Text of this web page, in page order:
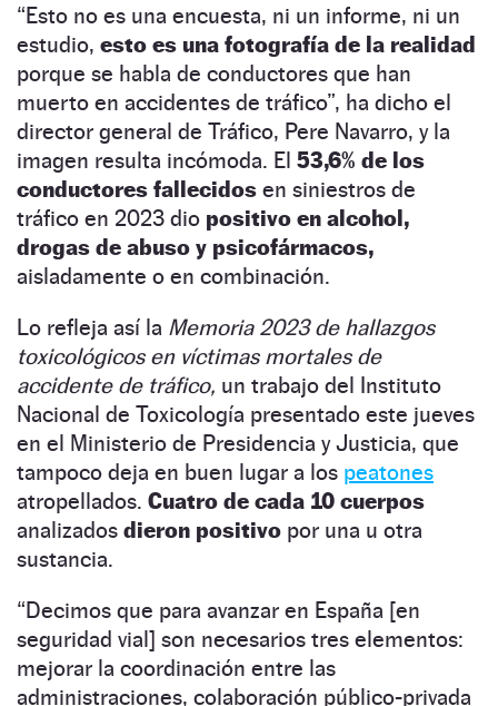
“Esto no es una encuesta, ni un informe, ni un
estudio, esto es una fotografía de la realidad
porque se habla de conductores que han
muerto en accidentes de tráfico”, ha dicho el
director general de Tráfico, Pere Navarro, y la
imagen resulta incómoda. El 53,6% de los
conductores fallecidos en siniestros de
tráfico en 2023 dio positivo en alcohol,
drogas de abuso y psicofármacos,
aisladamente o en combinación.
Lo refleja así la Memoria 2023 de hallazgos
toxicológicos en víctimas mortales de
accidente de tráfico, un trabajo del Instituto
Nacional de Toxicología presentado este jueves
en el Ministerio de Presidencia y Justicia, que
tampoco deja en buen lugar a los peatones
atropellados. Cuatro de cada 10 cuerpos
analizados dieron positivo por una u otra
sustancia.
“Decimos que para avanzar en España [en
seguridad vial] son necesarios tres elementos:
mejorar la coordinación entre las
administraciones, colaboración público-privada